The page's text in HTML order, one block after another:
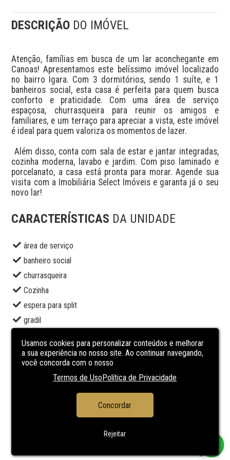
DESCRIÇÃO DO IMÓVEL
Atenção, famílias em busca de um lar aconchegante em
Canoas! Apresentamos este belíssimo imóvel localizado
no bairro Igara. Com 3 dormitórios, sendo 1 suíte, e 1
banheiros social, esta casa é perfeita para quem busca
conforto e praticidade. Com uma área de serviço
espaçosa, churrasqueira para reunir os amigos e
familiares, e um terraço para apreciar a vista, este imóvel
é ideal para quem valoriza os momentos de lazer.
cozinha moderna, lavabo e jardim. Com piso laminado e
porcelanato, a casa está pronta para morar. Agende sua
visita com a Imobiliária Select Imóveis e garanta já o seu
novo lar!
CARACTERÍSTICAS DA UNIDADE
área de serviço
banheiro social
churrasqueira
Cozinha
espera para split
gradil
lavabo
piso laminado
porcelanato
Usamos cookies para personalizar conteúdos e melhorar
a sua experiência no nosso site. Ao continuar navegando,
você concorda com o nosso
Termos de UsoPolítica de Privacidade
Concordar
Rejeitar